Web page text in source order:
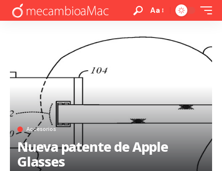
Aa
Accesorios
Nueva patente de Apple
Glasses